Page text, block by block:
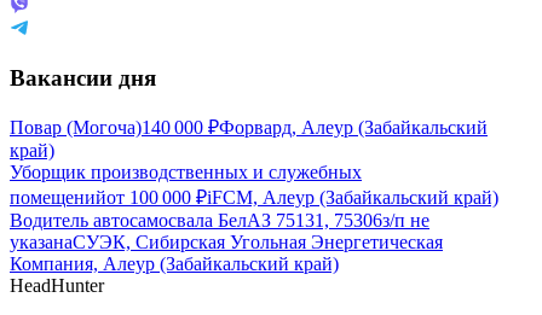
Вакансии дня
Повар (Могоча)140 000 ₽Форвард, Алеур (Забайкальский
край)
Уборщик производственных и служебных
помещенийот 100 000 ₽iFCM, Алеур (Забайкальский край)
Водитель автосамосвала БелАЗ 75131, 75306з/п не
указанаСУЭК, Сибирская Угольная Энергетическая
Компания, Алеур (Забайкальский край)
HeadHunter